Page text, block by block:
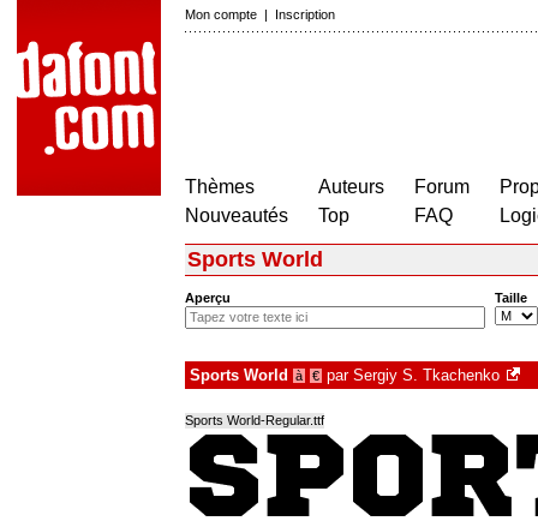
Mon compte | Inscription
Thèmes
Nouveautés
Auteurs
Top
Forum
FAQ
Sports World
Aperçu Taille
Sports World à € par Sergiy S. Tkachenko
Sports World-Regular.ttf